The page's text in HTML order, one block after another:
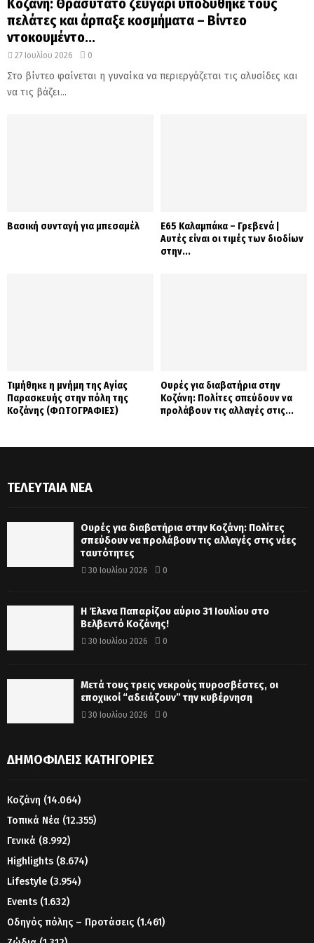
Κοζάνη: Θρασύτατο ζευγάρι υποδύθηκε τους
πελάτες και άρπαξε κοσμήματα – Βίντεο
ντοκουμέντο...
27 Ιουλίου 2026 0
Στο βίντεο φαίνεται η γυναίκα να περιεργάζεται τις αλυσίδες και
να τις βάζει...
Βασική συνταγή για μπεσαμέλ
Ε65 Καλαμπάκα – Γρεβενά |
Αυτές είναι οι τιμές των διοδίων
στην...
Τιμήθηκε η μνήμη της Αγίας
Παρασκευής στην πόλη της
Κοζάνης (ΦΩΤΟΓΡΑΦΙΕΣ)
Ουρές για διαβατήρια στην
Κοζάνη: Πολίτες σπεύδουν να
προλάβουν τις αλλαγές στις...
ΤΕΛΕΥΤΑΊΑ ΝΈΑ
Ουρές για διαβατήρια στην Κοζάνη: Πολίτες
σπεύδουν να προλάβουν τις αλλαγές στις νέες
ταυτότητες
30 Ιουλίου 2026 0
Η Έλενα Παπαρίζου αύριο 31 Ιουλίου στο
Βελβεντό Κοζάνης!
30 Ιουλίου 2026 0
Μετά τους τρεις νεκρούς πυροσβέστες, οι
εποχικοί “αδειάζουν” την κυβέρνηση
30 Ιουλίου 2026 0
ΔΗΜΟΦΙΛΕΊΣ ΚΑΤΗΓΟΡΊΕΣ
Κοζάνη (14.064)
Τοπικά Νέα (12.355)
Γενικά (8.992)
Highlights (8.674)
Lifestyle (3.954)
Events (1.632)
Οδηγός πόλης – Προτάσεις (1.461)